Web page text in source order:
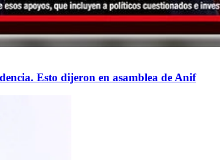
Esto dijeron en asamblea de Anif